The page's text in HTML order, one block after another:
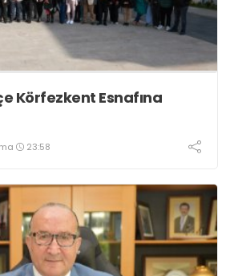
Körfezkent Esnafına
23:58